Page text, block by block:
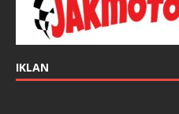
IKLAN